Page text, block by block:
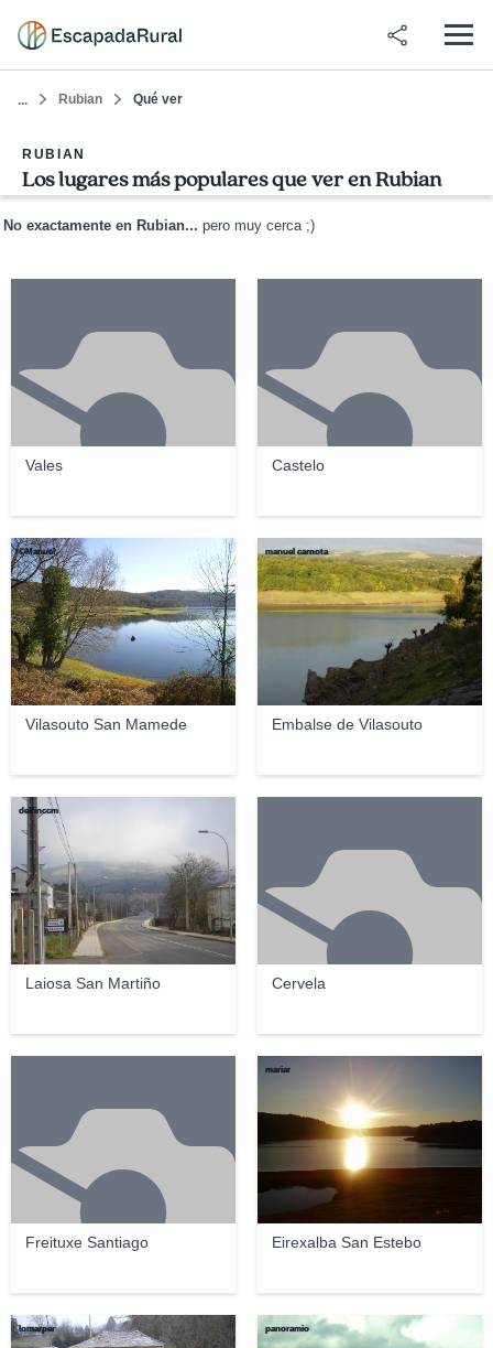
... Rubian Qué ver
RUBIAN
Los lugares más populares que ver en Rubian
No exactamente en Rubian... pero muy cerca ;)
Vales Castelo
Vilasouto San Mamede
©Manuel
Embalse de Vilasouto
manuel carnota
Laiosa San Martiño
delfinccm
Cervela
Freituxe Santiago Eirexalba San Estebo
mariar
lomarper panoramio